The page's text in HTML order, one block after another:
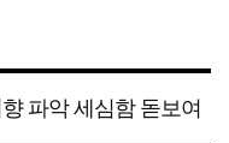
파악 세심함 돋보여